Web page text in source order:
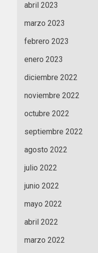
abril 2023
marzo 2023
febrero 2023
enero 2023
diciembre 2022
noviembre 2022
octubre 2022
septiembre 2022
agosto 2022
julio 2022
junio 2022
mayo 2022
abril 2022
marzo 2022